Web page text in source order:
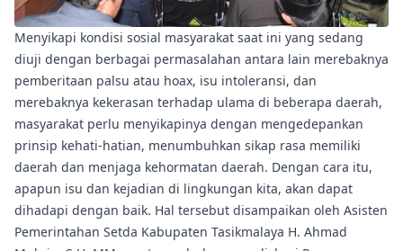
Menyikapi kondisi sosial masyarakat saat ini yang sedang
diuji dengan berbagai permasalahan antara lain merebaknya
pemberitaan palsu atau hoax, isu intoleransi, dan
merebaknya kekerasan terhadap ulama di beberapa daerah,
masyarakat perlu menyikapinya dengan mengedepankan
prinsip kehati-hatian, menumbuhkan sikap rasa memiliki
daerah dan menjaga kehormatan daerah. Dengan cara itu,
apapun isu dan kejadian di lingkungan kita, akan dapat
dihadapi dengan baik. Hal tersebut disampaikan oleh Asisten
Pemerintahan Setda Kabupaten Tasikmalaya H. Ahmad